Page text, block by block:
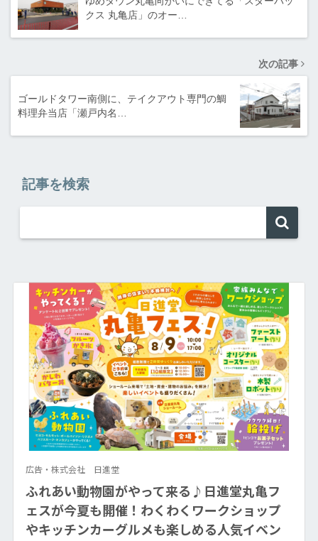
クス 丸亀店」のオー…
次の記事
ゴールドタワー南側に、テイクアウト専門の鯛
料理弁当店「瀬戸内名…
記事を検索